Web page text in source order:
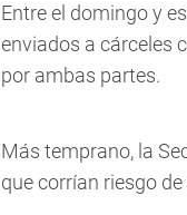
Entre el domingo y
enviados a cárceles
por ambas partes.
Más temprano, la
que corrían riesgo